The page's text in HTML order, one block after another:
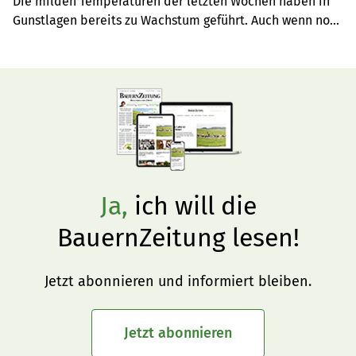
Gunstlagen bereits zu Wachstum geführt. Auch wenn noch
Ja, ich will die
BauernZeitung lesen!
Jetzt abonnieren und informiert bleiben.
Jetzt abonnieren